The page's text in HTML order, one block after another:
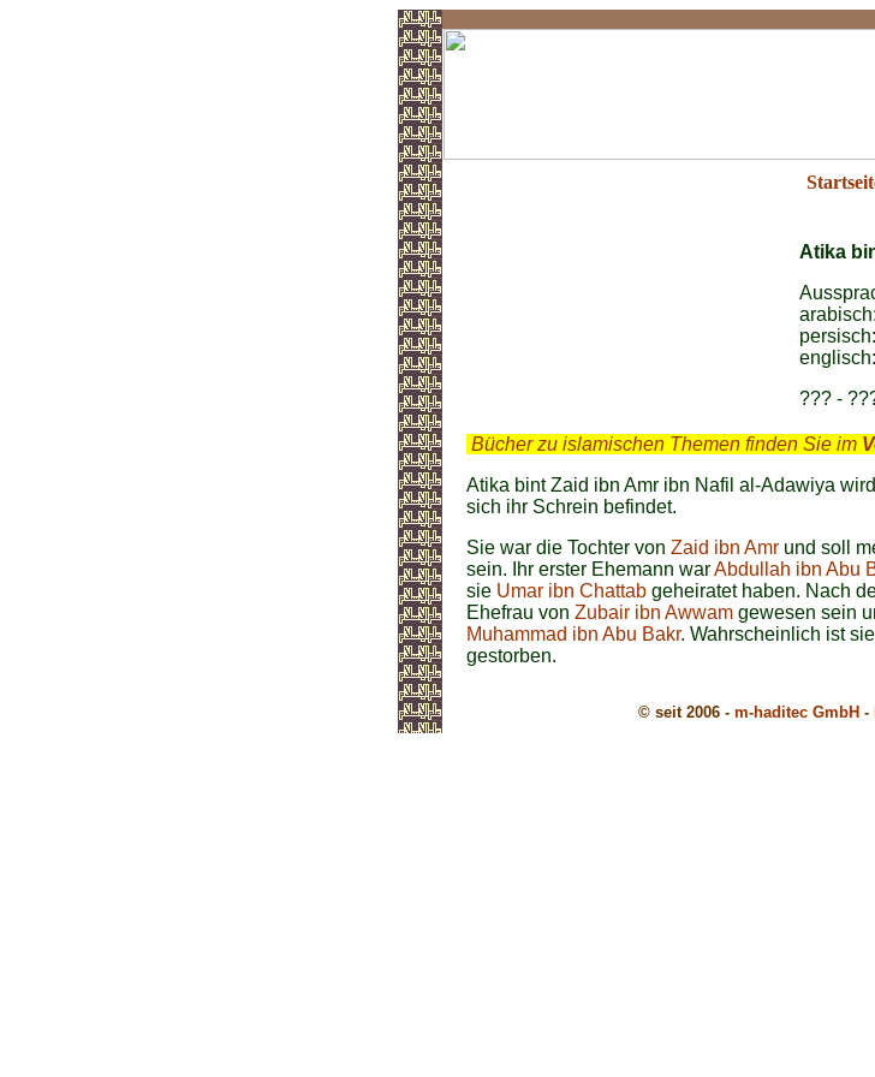
Atika
arabisch:
persisch:
englisch:
??? -
Bücher zu islamischen Themen finden Sie im
Atika bint Zaid ibn Amr ibn Nafil al-Adawiya
sich ihr Schrein befindet.
Sie war die Tochter von Zaid ibn Amr und soll
sein. Ihr erster Ehemann warAbdullah ibn Abu
sie Umar ibn Chattab geheiratet haben. Nach
Ehefrau von Zubair ibn Awwam gewesen sein
Muhammad ibn Abu Bakr. Wahrscheinlich ist
gestorben.
© seit 2006 - m-haditec GmbH -